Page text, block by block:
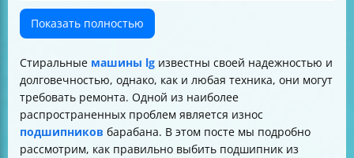
Заключение
Показать полностью
Стиральные машины lg известны своей надежностью и
долговечностью, однако, как и любая техника, они могут
требовать ремонта. Одной из наиболее
распространенных проблем является износ
подшипников барабана. В этом посте мы подробно
рассмотрим, как правильно выбить подшипник из